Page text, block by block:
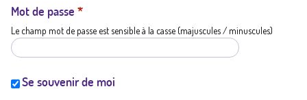
t
i
Mot de passe *
Le champ mot de passe est sensible à la casse (majuscules / minuscules)
Se souvenir de moi